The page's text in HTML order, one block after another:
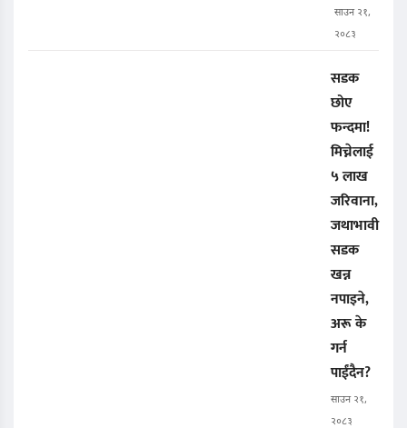
साउन २१,
२०८३
सडक
छोए
फन्दमा!
मिच्नेलाई
५ लाख
जरिवाना,
जथाभावी
सडक
खन्न
नपाइने,
अरू के
गर्न
पाईंदैन?
साउन २१,
२०८३